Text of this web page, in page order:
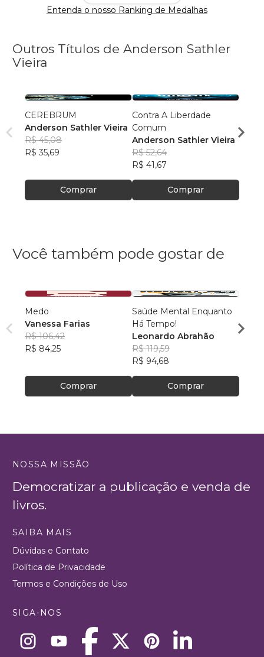
Entenda o nosso Ranking de Medalhas
Outros Títulos de Anderson Sathler
Vieira
CEREBRUM
Anderson Sathler Vieira
R$ 45,08
R$ 35,69
Comprar
Contra A Liberdade
Comum
Anderson Sathler Vieira
R$ 52,64
R$ 41,67
Comprar
R$
Você também pode gostar de
Medo
Vanessa Farias
R$ 106,42
R$ 84,25
Comprar
Saúde Mental Enquanto
Há Tempo!
Leonardo Abrahão
R$ 119,59
R$ 94,68
Comprar
paz!
NOSSA MISSÃO
Democratizar a publicação e venda de
livros.
SAIBA MAIS
Dúvidas e Contato
Política de Privacidade
Termos e Condições de Uso
SIGA-NOS